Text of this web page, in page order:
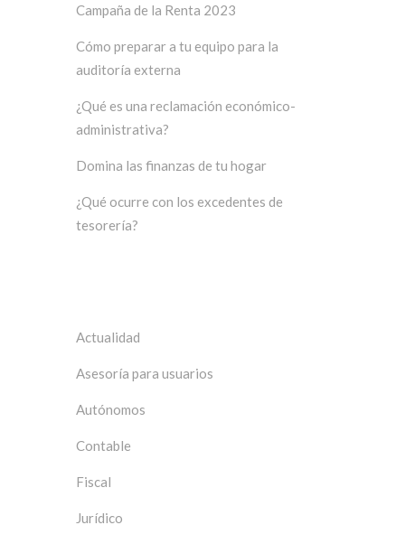
Campaña de la Renta 2023
Cómo preparar a tu equipo para la
auditoría externa
¿Qué es una reclamación económico-
administrativa?
Domina las finanzas de tu hogar
¿Qué ocurre con los excedentes de
tesorería?
Actualidad
Asesoría para usuarios
Autónomos
Contable
Fiscal
Jurídico